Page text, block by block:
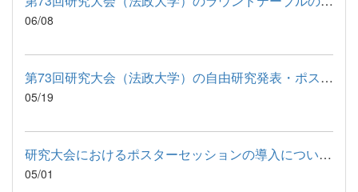
06/08
第73回研究大会（法政大学）の自由研究発表・ポスターセッション...
05/19
研究大会におけるポスターセッションの導入について（詳細のご案内）
05/01